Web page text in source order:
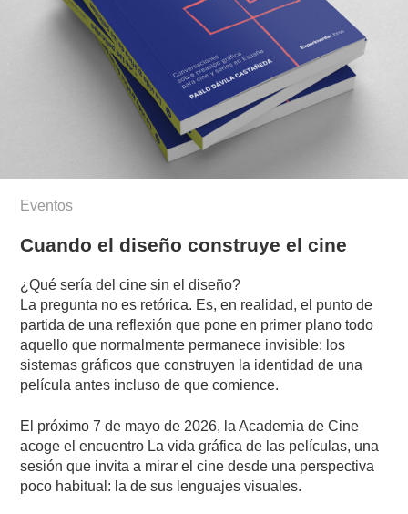
Eventos
Cuando el diseño construye el cine
¿Qué sería del cine sin el diseño?
La pregunta no es retórica. Es, en realidad, el punto de
partida de una reflexión que pone en primer plano todo
aquello que normalmente permanece invisible: los
sistemas gráficos que construyen la identidad de una
película antes incluso de que comience.
El próximo 7 de mayo de 2026, la Academia de Cine
acoge el encuentro La vida gráfica de las películas, una
sesión que invita a mirar el cine desde una perspectiva
poco habitual: la de sus lenguajes visuales.